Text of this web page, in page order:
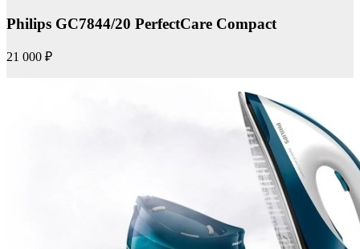
Philips GC7844/20 PerfectCare Compact
21 000 ₽